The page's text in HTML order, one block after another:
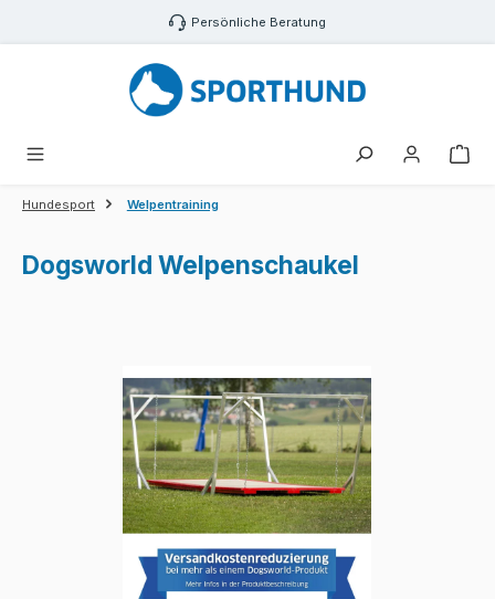
Zum Hauptinhalt springen Persönliche Beratung
Hundesport Welpentraining
Dogsworld Welpenschaukel
Bildergalerie überspringen